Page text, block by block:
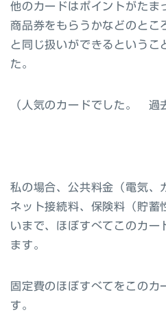
他のカードはポイントがたま
商品券をもらうかなどのとこ
と同じ扱いができるというこ
た。
（人気のカードでした。 過
私の場合、公共料金（電気、
ネット接続料、保険料（貯蓄
いまで、ほぼすべてこのカー
ます。
固定費のほぼすべてをこのカ
す。